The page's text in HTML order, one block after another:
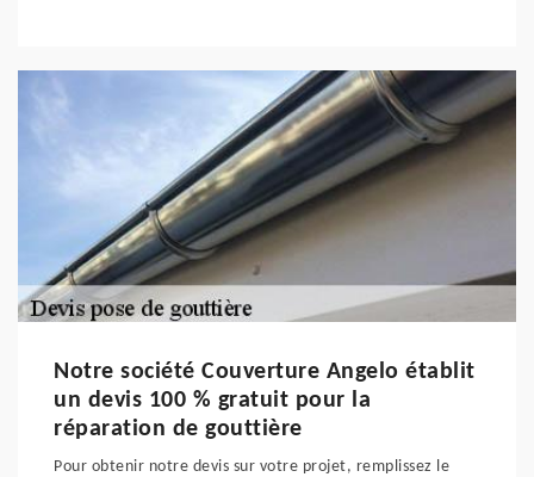
Notre société Couverture Angelo établit
un devis 100 % gratuit pour la
réparation de gouttière
Pour obtenir notre devis sur votre projet, remplissez le